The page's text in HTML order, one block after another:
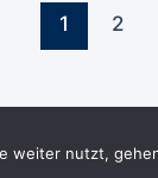
1 2
weiter nutzt,